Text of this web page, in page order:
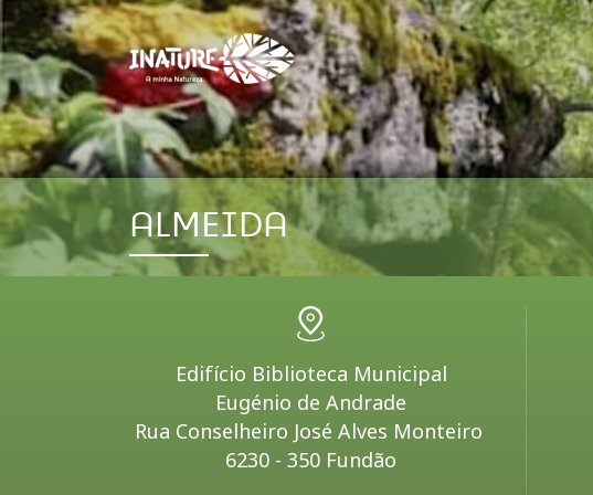
ALMEIDA
Edifício Biblioteca Municipal
Eugénio de Andrade
Rua Conselheiro José Alves Monteiro
6230 - 350 Fundão